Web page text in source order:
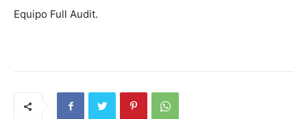
Equipo Full Audit.